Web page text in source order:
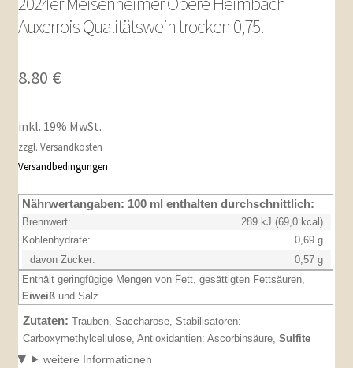
Auxerrois Qualitätswein trocken 0,75l
8.80 €
inkl. 19% MwSt.
zzgl. Versandkosten
Versandbedingungen
Nährwertangaben: 100 ml enthalten durchschnittlich:
Brennwert:
289 kJ (69,0 kcal)
Kohlenhydrate:
0,69 g
davon Zucker:
0,57 g
Enthält geringfügige Mengen von Fett, gesättigten Fettsäuren,
Eiweißund Salz.
Zutaten: Trauben, Saccharose, Stabilisatoren:
Carboxymethylcellulose, Antioxidantien: Ascorbinsäure, Sulfite
weitere Informationen